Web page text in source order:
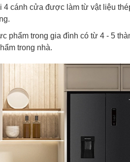
cánh cửa được làm từ vật liệu
phẩm trong gia đình có từ 4 - 5
trong nhà.